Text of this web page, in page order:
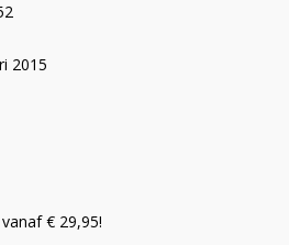
2015
€ 29,95!